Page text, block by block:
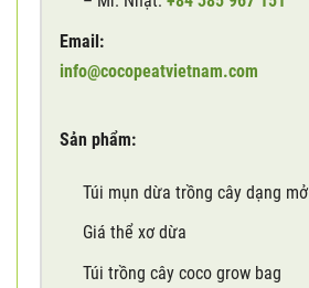
Email:
info@cocopeatvietnam.com
Sản phẩm:
Túi mụn dừa trồng cây dạng mở
Giá thể xơ dừa
Túi trồng cây coco grow bag